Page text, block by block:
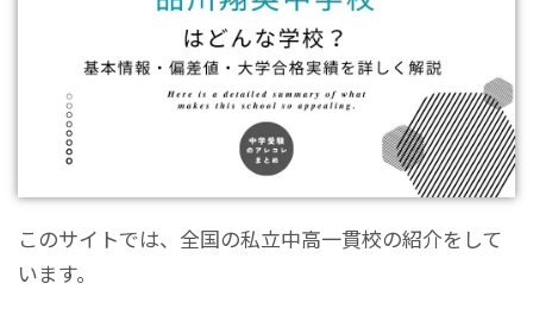
このサイトでは、全国の私立中高一貫校の紹介をして
います。